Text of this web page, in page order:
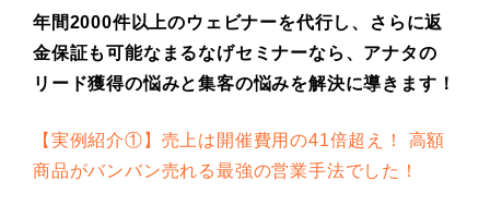
年間2000件以上のウェビナーを代行し、さらに返
金保証も可能なまるなげセミナーなら、アナタの
リード獲得の悩みと集客の悩みを解決に導きます！
【実例紹介①】売上は開催費用の41倍超え！ 高額
商品がバンバン売れる最強の営業手法でした！